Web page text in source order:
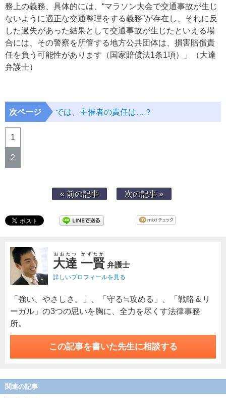
務上の義務、具体的には、“マラソン大会で交通事故が生じ
ないように適正な交通整理をする義務”が存在し、それに反
した過失があった結果として交通事故が生じたといえる場
合には、その警察を所管する地方公共団体は、損害賠償責
任を負う可能性があります（国家賠償法1条1項）」（大達
弁護士）
次ページ では、主催者の責任は…？
1
2
« 前の記事 次の記事 »
大達 一賢
おおたつ かずたか
弁護士
詳しいプロフィールを見る
「強い、やさしさ。」、「守る≒攻める」、「戦略＆リ
ーガル」の3つの思いを胸に、全力を尽くす法律事務
所。
この記事を書いた先生に相談する
関連の記事